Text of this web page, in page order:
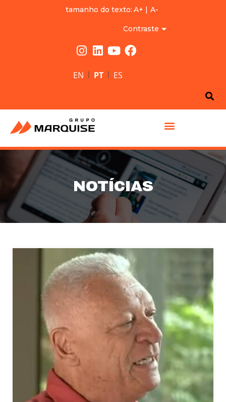
tamanho do texto: A+ | A-
Contraste
EN | PT | ES
NOTÍCIAS